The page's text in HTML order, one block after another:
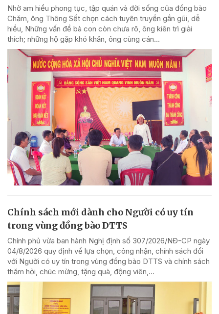
Nhờ am hiểu phong tục, tập quán và đời sống của đồng bào
Chăm, ông Thông Sết chọn cách tuyên truyền gần gũi, dễ
hiểu, Những vấn đề bà con còn chưa rõ, ông kiên trì giải
thích; những hộ gặp khó khăn, ông cùng cán...
Chính sách mới dành cho Người có uy tín
trong vùng đồng bào DTTS
Chính phủ vừa ban hành Nghị định số 307/2026/NĐ-CP ngày
04/8/2026 quy định về lựa chọn, công nhận, chính sách đối
với Người có uy tín trong vùng đồng bào DTTS và chính sách
thăm hỏi, chúc mừng, tặng quà, động viên,...